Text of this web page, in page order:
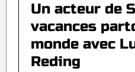
Un acteur de
vacances
monde avec
Reding